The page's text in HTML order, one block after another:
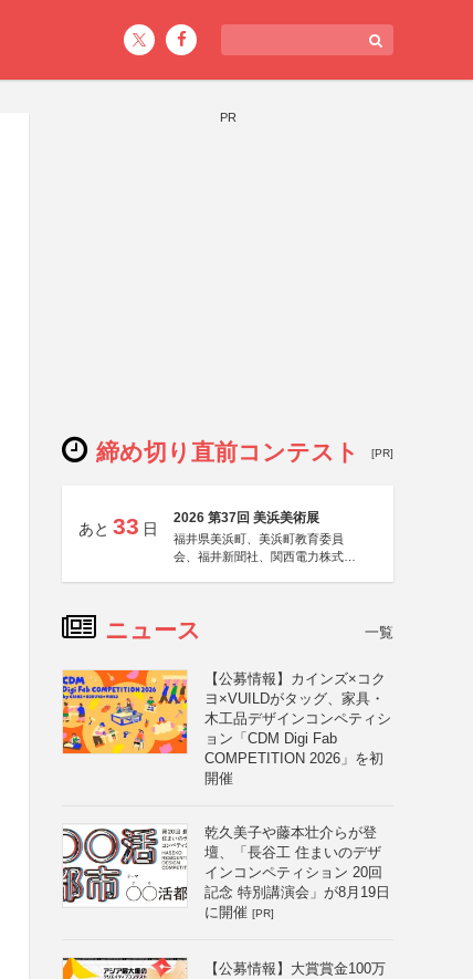
PR
締め切り直前コンテスト [PR]
あと 33 日
2026 第37回 美浜美術展
福井県美浜町、美浜町教育委員
会、福井新聞社、関西電力株式会
ニュース 一覧
【公募情報】カインズ×コク
ヨ×VUILDがタッグ、家具・
木工品デザインコンペティシ
ョン「CDM Digi Fab
COMPETITION 2026」を初
開催
乾久美子や藤本壮介らが登
壇、「長谷工 住まいのデザ
インコンペティション 20回
記念 特別講演会」が8月19日
に開催 [PR]
【公募情報】大賞賞金100万